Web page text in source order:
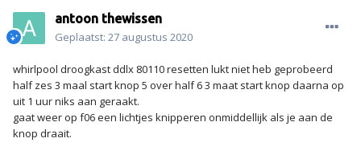
antoon thewissen
Geplaatst: 27 augustus 2020
whirlpool droogkast ddlx 80110 resetten lukt niet heb geprobeerd
half zes 3 maal start knop 5 over half 6 3 maat start knop daarna op
uit 1 uur niks aan geraakt.
gaat weer op f06 een lichtjes knipperen onmiddellijk als je aan de
knop draait.